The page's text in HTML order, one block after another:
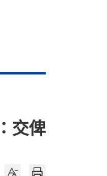
交俾